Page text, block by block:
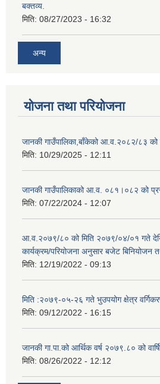
बक्तव्य.
मिति: 08/27/2023 - 16:32
अन्य
योजना तथा परियोजना
जानकी गाउँपालिका,बाँकेको आ.व.२०८२/८३ को
मिति: 10/29/2025 - 12:11
जानकी गाउँपालिकाको आ.व. ०८१।०८२ को
मिति: 07/22/2024 - 12:07
आ.व.२०७९/८० को मिति २०७९/०४/०१ गते
कार्यक्रम/परियोजना अनुसार बजेट बिनियोजन
मिति: 12/19/2022 - 09:13
मिति :२०७९-०५-२६ गते भुउपयोग क्षेत्र
मिति: 09/12/2022 - 16:15
जानकी गा.पा.को आर्थिक वर्ष २०७९.८० को
मिति: 08/26/2022 - 12:12